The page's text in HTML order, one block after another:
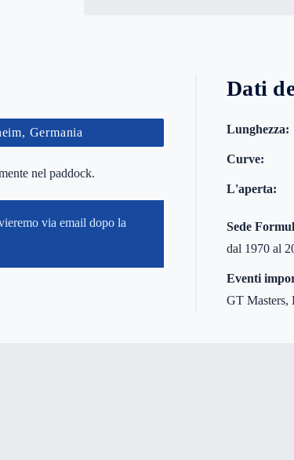
Germania
nel paddock.
via email dopo la
Dati
Lunghezza:
Curve:
L'aperta:
Sede
dal 1970 al
Eventi
GT